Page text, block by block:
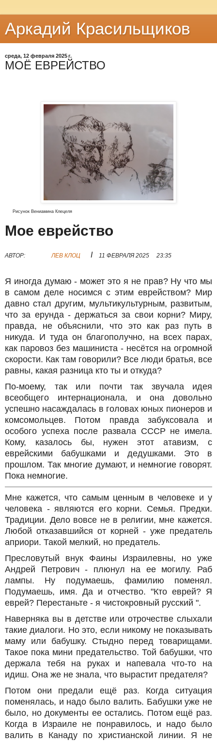
Аркадий Красильщиков
среда, 12 февраля 2025 г.
МОЁ ЕВРЕЙСТВО
Рисунок Вениамина Клецеля
Мое еврейство
АВТОР: ЛЕВ КЛОЦ I 11 ФЕВРАЛЯ 2025 23:35
Я иногда думаю - может это я не прав? Ну что мы
в самом деле носимся с этим еврейством? Мир
давно стал другим, мультикультурным, развитым,
что за ерунда - держаться за свои корни? Миру,
правда, не объяснили, что это как раз путь в
никуда. И туда он благополучно, на всех парах,
как паровоз без машиниста - несётся на огромной
скорости. Как там говорили? Все люди братья, все
равны, какая разница кто ты и откуда?
По-моему, так или почти так звучала идея
всеобщего интернационала, и она довольно
успешно насаждалась в головах юных пионеров и
комсомольцев. Потом правда забуксовала и
особого успеха после развала СССР не имела.
Кому, казалось бы, нужен этот атавизм, с
еврейскими бабушками и дедушками. Это в
прошлом. Так многие думают, и немногие говорят.
Пока немногие.
Мне кажется, что самым ценным в человеке и у
человека - являются его корни. Семья. Предки.
Традиции. Дело вовсе не в религии, мне кажется.
Любой отказавшийся от корней - уже предатель
априори. Такой мелкий, но предатель.
Пресловутый внук Фаины Израилевны, но уже
Андрей Петрович - плюнул на ее могилу. Раб
лампы. Ну подумаешь, фамилию поменял.
Подумаешь, имя. Да и отчество. "Кто еврей? Я
еврей? Перестаньте - я чистокровный русский ".
Наверняка вы в детстве или отрочестве слыхали
такие диалоги. Но это, если никому не показывать
маму или бабушку. Стыдно перед товарищами.
Такое пока мини предательство. Той бабушки, что
держала тебя на руках и напевала что-то на
идиш. Она же не знала, что вырастит предателя?
Потом они предали ещё раз. Когда ситуация
поменялась, и надо было валить. Бабушки уже не
было, но документы ее остались. Потом ещё раз.
Когда в Израиле не понравилось, и надо было
валить в Канаду по христианской линии. Я не